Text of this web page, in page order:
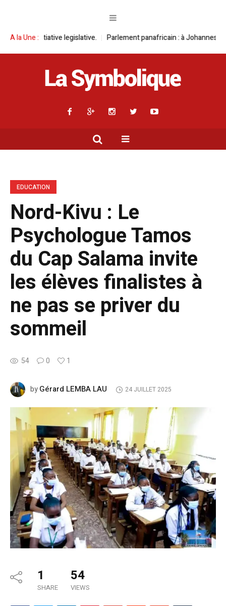
A la Une :
legislative. Parlement panafricain : à Johannesburg, Aimé Boji
EDUCATION
Nord-Kivu : Le
Psychologue Tamos
du Cap Salama invite
les élèves finalistes à
ne pas se priver du
sommeil
54 0 1
byGérard LEMBA LAU 24 JUILLET 2025
1
SHARE
54
VIEWS